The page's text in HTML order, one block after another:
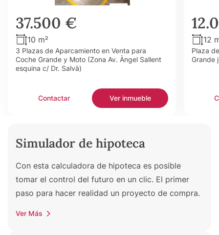
37.500 €
10 m²
3 Plazas de Aparcamiento en Venta para
Coche Grande y Moto (Zona Av. Àngel Sallent
esquina c/ Dr. Salvà)
Contactar Ver inmueble
12
Plaza
Grande
Simulador de hipoteca
Con esta calculadora de hipoteca es posible
tomar el control del futuro en un clic. El primer
paso para hacer realidad un proyecto de compra.
Ver Más